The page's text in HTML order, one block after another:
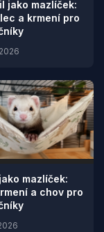
jako mazlíček:
a krmení pro
mazlíček:
a chov pro